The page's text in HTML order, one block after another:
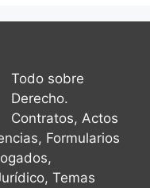
Todo sobre
Derecho.
Contratos, Actos
Formularios
Temas